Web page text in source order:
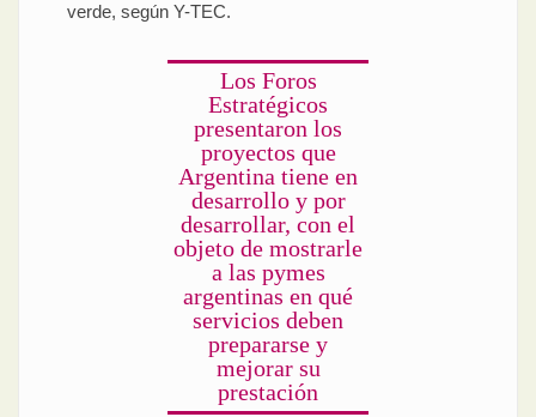
verde, según Y-TEC.
Los Foros
Estratégicos
presentaron los
proyectos que
Argentina tiene en
desarrollo y por
desarrollar, con el
objeto de mostrarle
a las pymes
argentinas en qué
servicios deben
prepararse y
mejorar su
prestación